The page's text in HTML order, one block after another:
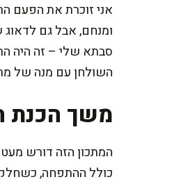
אני זוכרת את הפעם
ומנחם, אבל גם
סבתא שלי – זה היה
השולחן עם מנה של
משך הכנת
המתכון הזה דורש
כולל ההתפחה,